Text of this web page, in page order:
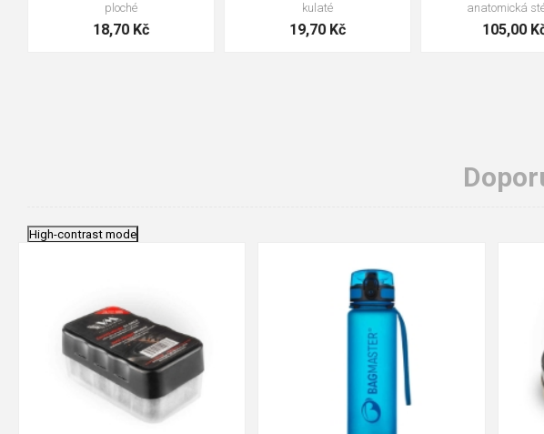
kulaté
19,70 Kč
anatomická stélka
105,00 Kč
anatomická
85,00 Kč
High-contrast mode